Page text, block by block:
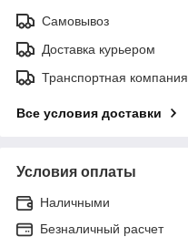
Самовывоз
Доставка курьером
Транспортная компания
Все условия доставки
Условия оплаты
Наличными
Безналичный расчет